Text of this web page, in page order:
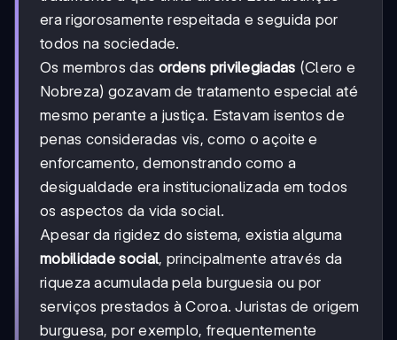
era rigorosamente respeitada e seguida por
todos na sociedade.
Os membros das ordens privilegiadas (Clero e
Nobreza) gozavam de tratamento especial até
mesmo perante a justiça. Estavam isentos de
penas consideradas vis, como o açoite e
enforcamento, demonstrando como a
desigualdade era institucionalizada em todos
os aspectos da vida social.
Apesar da rigidez do sistema, existia alguma
mobilidade social, principalmente através da
riqueza acumulada pela burguesia ou por
serviços prestados à Coroa. Juristas de origem
burguesa, por exemplo, frequentemente